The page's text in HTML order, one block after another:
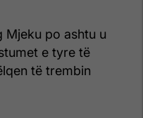
Mjeku po ashtu u
e tyre të
të trembin